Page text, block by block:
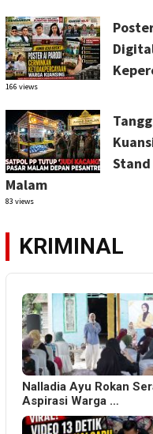
166 views
Malam
83 views
KRIMINAL
Nalladia Ayu Rokan
Aspirasi Warga …